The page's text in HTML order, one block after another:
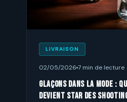
LIVRAISON
02/05/2026 7 min de lecture
Glaçons dans la mode :
devient star des